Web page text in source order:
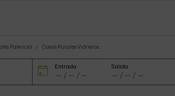
Palencia Casas Rurales Vidrieros
Entrada Salida